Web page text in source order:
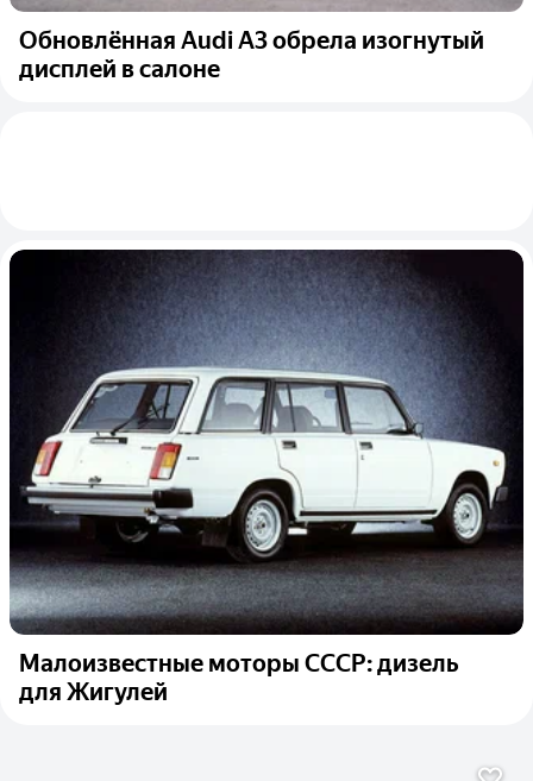
Обновлённая Audi A3 обрела изогнутый
дисплей в салоне
Малоизвестные моторы СССР: дизель
для Жигулей